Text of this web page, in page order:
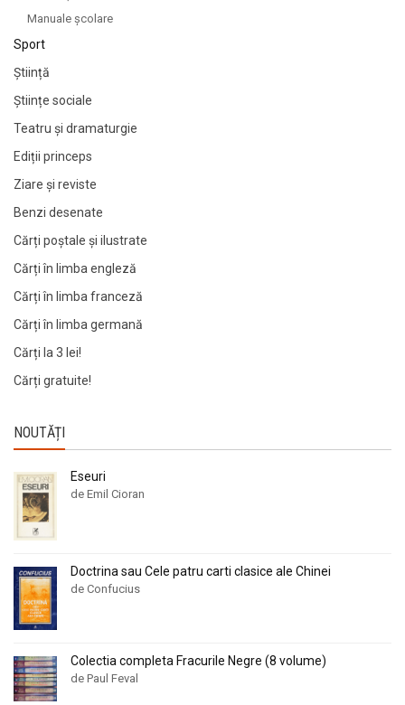
Manuale şcolare
Sport
Știință
Științe sociale
Teatru și dramaturgie
Ediții princeps
Ziare şi reviste
Benzi desenate
Cărți poștale și ilustrate
Cărți în limba engleză
Cărți în limba franceză
Cărți în limba germană
Cărți la 3 lei!
Cărți gratuite!
NOUTĂȚI
Eseuri
de Emil Cioran
Doctrina sau Cele patru carti clasice ale Chinei
de Confucius
Colectia completa Fracurile Negre (8 volume)
de Paul Feval